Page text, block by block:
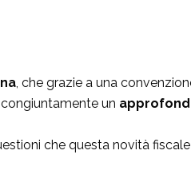
, che grazie a una
un
che questa novità